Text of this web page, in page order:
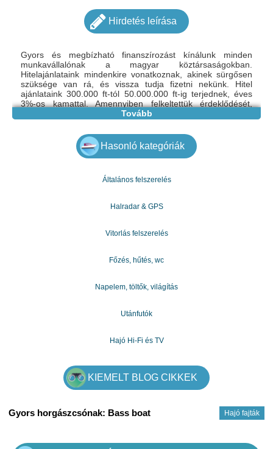
Hirdetés leírása
Gyors és megbízható finanszírozást kínálunk minden
munkavállalónak a magyar köztársaságokban.
Hitelajánlataink mindenkire vonatkoznak, akinek sürgősen
szüksége van rá, és vissza tudja fizetni nekünk. Hitel
ajánlataink 300.000 ft-tól 50.000.000 ft-ig terjednek, éves
3%-os kamattal. Amennyiben felkeltettük érdeklődését,
további információért forduljon hozzánk. Email:
Tovább
Hasonló kategóriák
Általános felszerelés
Halradar & GPS
Vitorlás felszerelés
Főzés, hűtés, wc
Napelem, töltők, világítás
Utánfutók
Hajó Hi-Fi és TV
KIEMELT BLOG CIKKEK
Hajó fajták
Gyors horgászcsónak: Bass boat